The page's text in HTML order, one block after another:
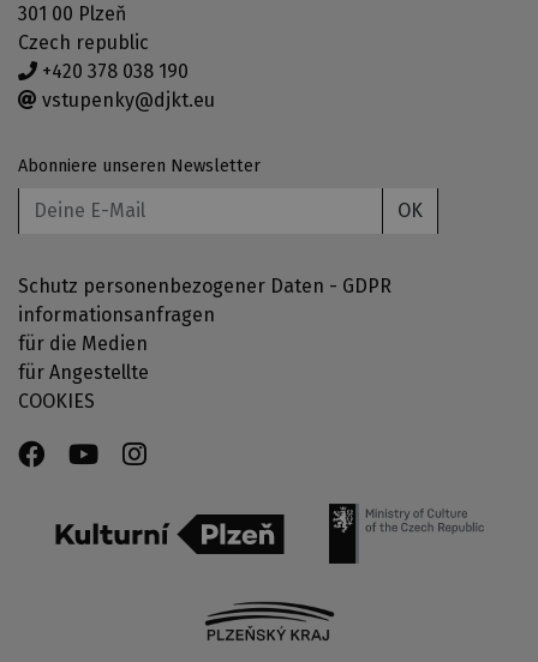
301 00 Plzeň
Czech republic
+420 378 038 190
vstupenky@djkt.eu
Abonniere unseren Newsletter
OK
Schutz personenbezogener Daten - GDPR
informationsanfragen
für die Medien
für Angestellte
COOKIES